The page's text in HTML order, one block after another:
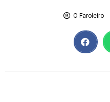
O Faroleiro